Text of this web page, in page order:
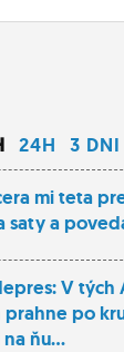
24H 3 DNI
mi teta
saty a
V tých
prahne po
na ňu...